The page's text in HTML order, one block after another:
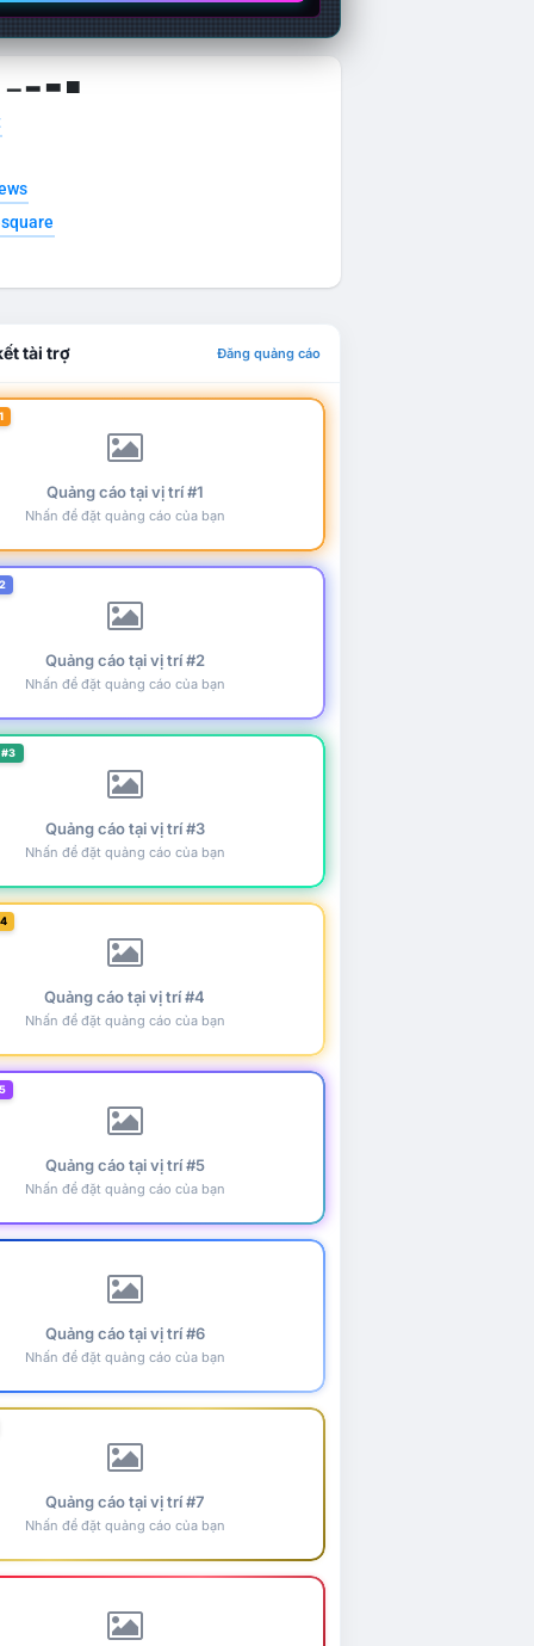
▁ ▂ ▃ ▄
tài trợ Đăng quảng cáo
Quảng cáo tại vị trí #1
Nhấn để đặt quảng cáo của bạn
Quảng cáo tại vị trí #2
Nhấn để đặt quảng cáo của bạn
Quảng cáo tại vị trí #3
Nhấn để đặt quảng cáo của bạn
Quảng cáo tại vị trí #4
Nhấn để đặt quảng cáo của bạn
Quảng cáo tại vị trí #5
Nhấn để đặt quảng cáo của bạn
Quảng cáo tại vị trí #6
Nhấn để đặt quảng cáo của bạn
Quảng cáo tại vị trí #7
Nhấn để đặt quảng cáo của bạn